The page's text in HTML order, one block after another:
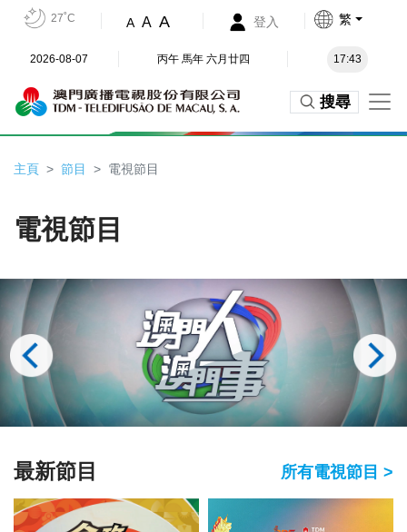
27˚C A A A 登入 繁
2026-08-07 丙午 馬年 六月廿四 17:43
搜尋
主頁 節目 電視節目
電視節目
最新節目 所有電視節目 >